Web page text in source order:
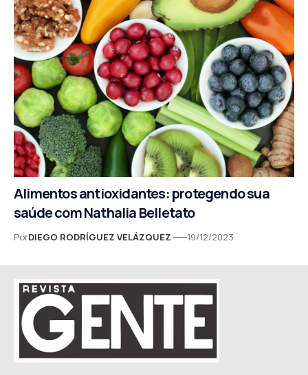
Alimentos antioxidantes: protegendo sua
saúde com Nathalia Belletato
PorDIEGO RODRÍGUEZ VELÁZQUEZ 19/12/2023